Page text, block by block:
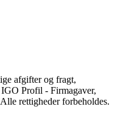
afgifter og fragt,
Profil - Firmagaver,
rettigheder forbeholdes.